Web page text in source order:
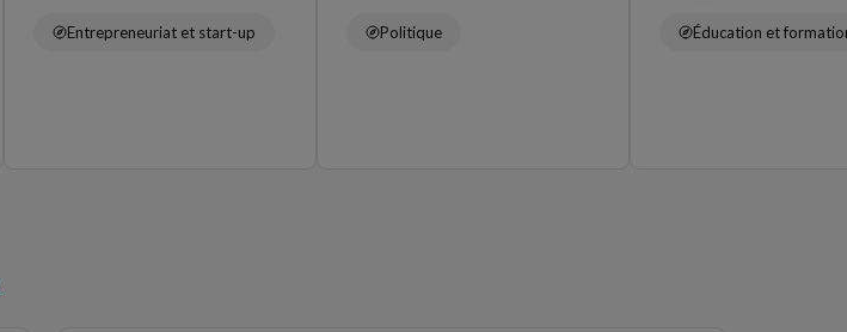
Entrepreneuriat et start-up Politique Éducation et